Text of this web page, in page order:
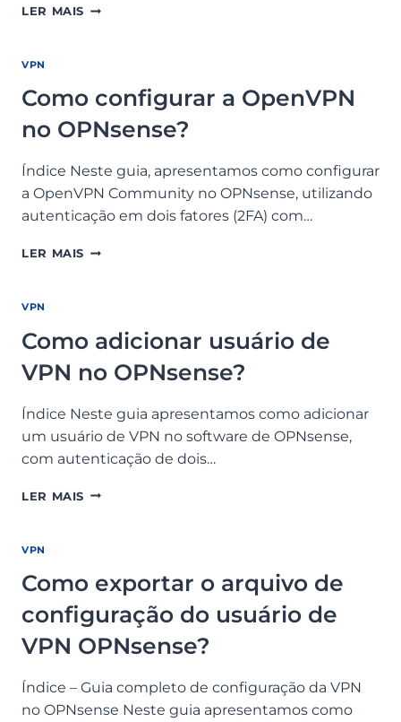
LER MAIS COMO
DISCO
OPNSENSE?
VPN
Como configurar a OpenVPN
no OPNsense?
Índice Neste guia, apresentamos como configurar
a OpenVPN Community no OPNsense, utilizando
autenticação em dois fatores (2FA) com…
LER MAIS COMO
OPNSENSE?
VPN
Como adicionar usuário de
VPN no OPNsense?
Índice Neste guia apresentamos como adicionar
um usuário de VPN no software de OPNsense,
com autenticação de dois…
LER MAIS COMO
NO
OPNSENSE?
VPN
Como exportar o arquivo de
configuração do usuário de
VPN OPNsense?
Índice – Guia completo de configuração da VPN
no OPNsense Neste guia apresentamos como